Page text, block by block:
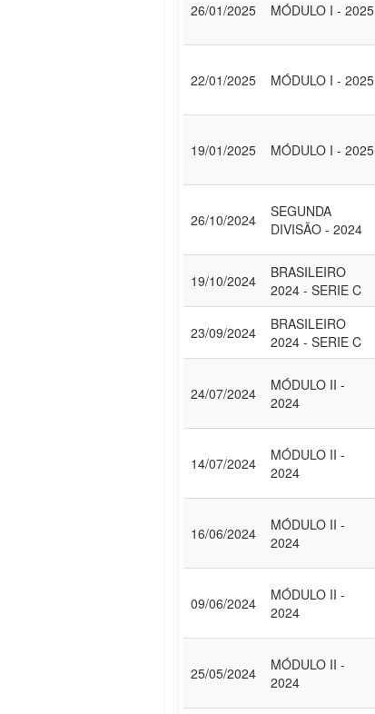
26/01/2025 MÓDULO I - 2025
22/01/2025 MÓDULO I - 2025
19/01/2025 MÓDULO I - 2025
26/10/2024
SEGUNDA
DIVISÃO - 2024
19/10/2024
BRASILEIRO
2024 - SERIE C
23/09/2024
BRASILEIRO
2024 - SERIE C
24/07/2024
MÓDULO II -
2024
14/07/2024
MÓDULO II -
2024
16/06/2024
MÓDULO II -
2024
09/06/2024
MÓDULO II -
2024
25/05/2024
MÓDULO II -
2024